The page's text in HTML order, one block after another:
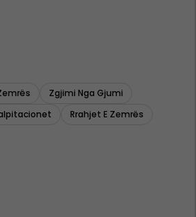
Zgjimi Nga Gjumi
Rrahjet E Zemrës